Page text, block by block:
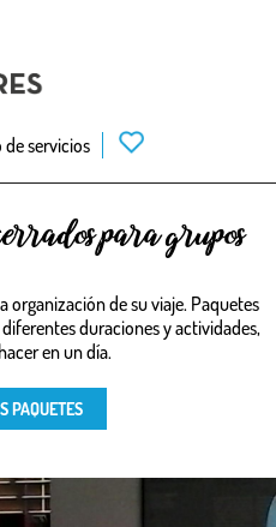
servicios
para grupos
organización de su viaje. Paquetes
duraciones y actividades,
en un día.
PAQUETES